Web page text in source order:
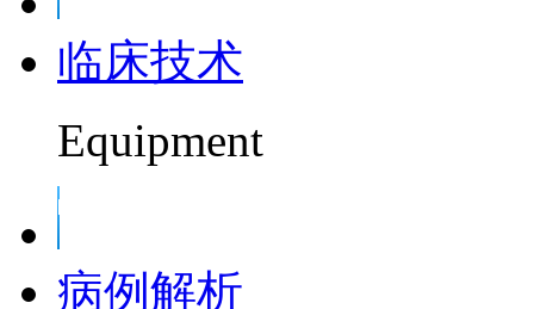
临床技术
Equipment
病例解析